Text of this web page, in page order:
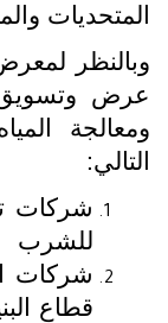
المتحديات
وبالنظر
عرض وتسويق
ومعالجة
التالي:
شركات
للشرب
شركات
قطاع